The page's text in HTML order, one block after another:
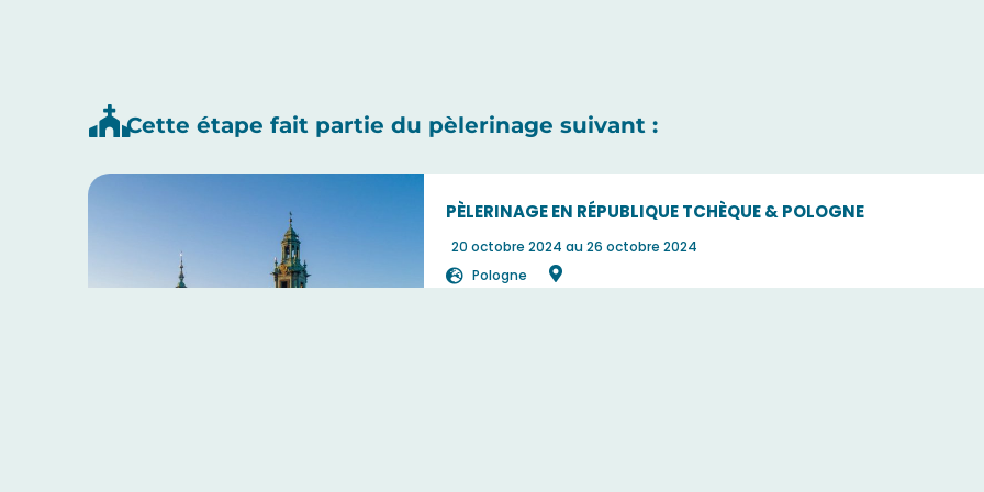
Cette étape fait partie du pèlerinage suivant :
PÈLERINAGE EN RÉPUBLIQUE TCHÈQUE & POLOGNE
20 octobre 2024 au 26 octobre 2024
Pologne